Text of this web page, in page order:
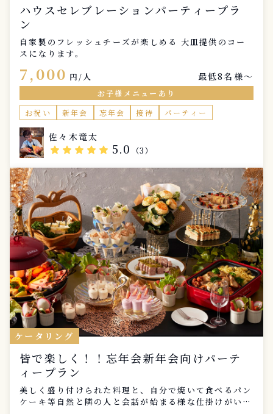
ハウスセレブレーションパーティープラ
ン
自家製のフレッシュチーズが楽しめる 大皿提供のコー
スになります。
7,000 円/人 最低8名様〜
お子様メニューあり
お祝い
新年会 忘年会 接待 パーティー
佐々木竜太
star star star star star 5.0 （3）
ケータリング
皆で楽しく！！忘年会新年会向けパーテ
ィープラン
美しく盛り付けられた料理と、自分で焼いて食べるパン
ケーキ等自然と隣の人と会話が始まる様な仕掛けがいっ